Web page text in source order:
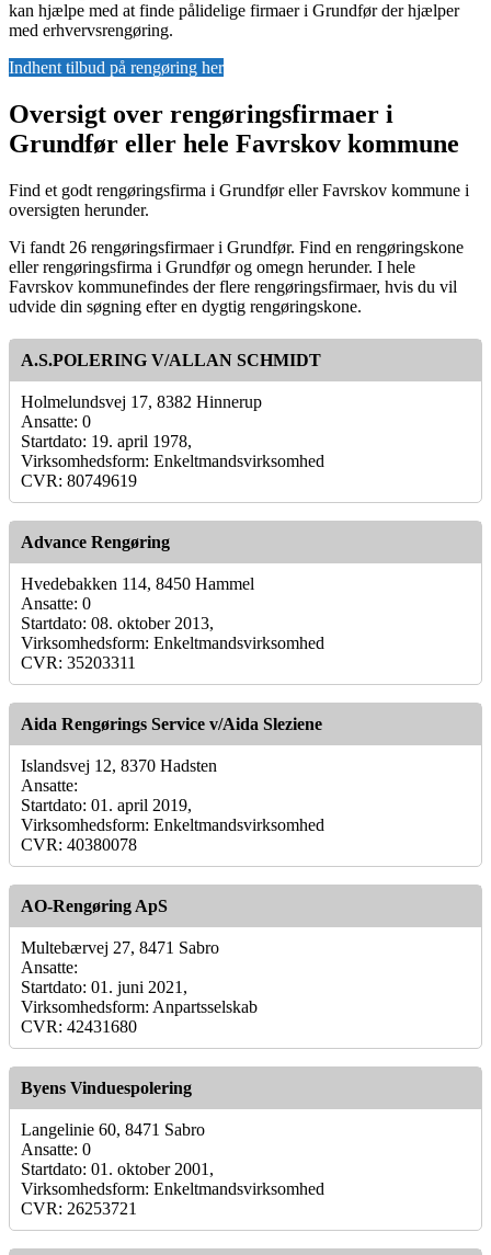
kan hjælpe med at finde pålidelige firmaer i Grundfør der hjælper
med erhvervsrengøring.
Indhent tilbud på rengøring her
Oversigt over rengøringsfirmaer i
Grundfør eller hele Favrskov kommune
Find et godt rengøringsfirma i Grundfør eller Favrskov kommune i
oversigten herunder.
Vi fandt 26 rengøringsfirmaer i Grundfør. Find en rengøringskone
eller rengøringsfirma i Grundfør og omegn herunder. I hele
Favrskov kommunefindes der flere rengøringsfirmaer, hvis du vil
udvide din søgning efter en dygtig rengøringskone.
A.S.POLERING V/ALLAN SCHMIDT
Holmelundsvej 17, 8382 Hinnerup
Ansatte: 0
Startdato: 19. april 1978,
Virksomhedsform: Enkeltmandsvirksomhed
CVR: 80749619
Advance Rengøring
Hvedebakken 114, 8450 Hammel
Ansatte: 0
Startdato: 08. oktober 2013,
Virksomhedsform: Enkeltmandsvirksomhed
CVR: 35203311
Aida Rengørings Service v/Aida Sleziene
Islandsvej 12, 8370 Hadsten
Ansatte:
Startdato: 01. april 2019,
Virksomhedsform: Enkeltmandsvirksomhed
CVR: 40380078
AO-Rengøring ApS
Multebærvej 27, 8471 Sabro
Ansatte:
Startdato: 01. juni 2021,
Virksomhedsform: Anpartsselskab
CVR: 42431680
Byens Vinduespolering
Langelinie 60, 8471 Sabro
Ansatte: 0
Startdato: 01. oktober 2001,
Virksomhedsform: Enkeltmandsvirksomhed
CVR: 26253721